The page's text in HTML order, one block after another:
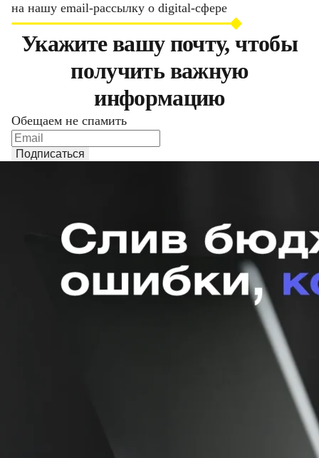
на нашу email-рассылку о digital-сфере
Укажите вашу почту, чтобы
получить важную
информацию
Обещаем не спамить
Подписаться